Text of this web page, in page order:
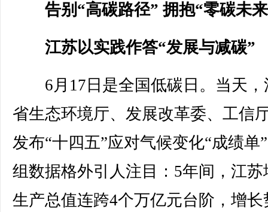
告别“高碳路径” 拥抱“零碳未
江苏以实践作答“发展与减碳”
6月17日是全国低碳日。当天，
省生态环境厅、发展改革委、工信
发布“十四五”应对气候变化“成绩单
组数据格外引人注目：5年间，江苏
生产总值连跨4个万亿元台阶，增长